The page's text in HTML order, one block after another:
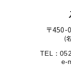
〒450-
(
TEL：
e-